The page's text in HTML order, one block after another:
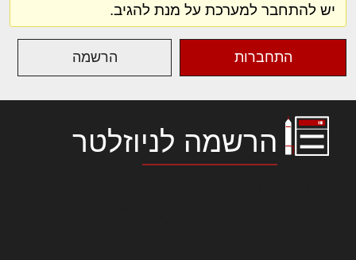
יש להתחבר למערכת על מנת להגיב.
התחברות הרשמה
הרשמה לניוזלטר